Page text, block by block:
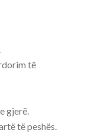
të
gjerë.
të peshës.